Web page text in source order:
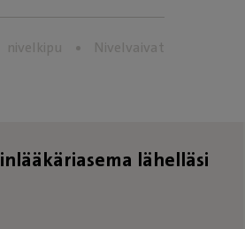
nivelkipu Nivelvaivat
lähelläsi